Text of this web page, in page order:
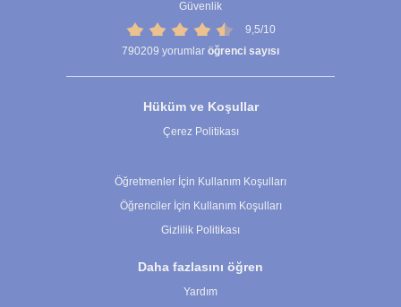
Güvenlik
9,5/10
790209 yorumlar öğrenci sayısı
Hüküm ve Koşullar
Çerez Politikası
Öğretmenler İçin Kullanım Koşulları
Öğrenciler İçin Kullanım Koşulları
Gizlilik Politikası
Daha fazlasını öğren
Yardım